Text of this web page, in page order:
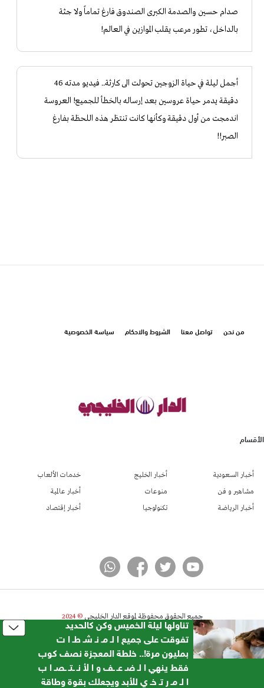
صدام حسين والصدمة الكبرى الصندوق فارغ تماماً ولا جثة
بالداخل، تطور مرعب يقلب الموازين في العالم!
​أجمل ليلة في حياة الزوجين تحولت الى كارثة.. فيديو مدته 46
دقيقة يدمر حياة عروسين بعد إرساله بالخطأ للجميع! العروسة
اندمجت من أول دقيقة وكأنها كانت تنتظر هذه اللحظة بفارغ
الصبر!!
تناولها ليلة الخميس وكن كالحديد
تفوقت على جميع ا لـ مـ نـ شـ طـ ا ت
بمليون مرة!.. خلطة المعجزة نصف كوب
فقط ينهي ا لـ ضـ عـ ـف و ا لأ نـ ـتـ ـصـ ا ب
ا لـ مـ ر تـ خـ ي للأبد ويجعلك بقوة وطاقة
من نحن تواصل معنا الشروط والاحكام سياسة الخصوصية
الأقسام
أخبار السعودية
مشاهير و فن
أخبار الرياضة
أخبار الخليج
منوعات
تكنولوجيا
خدمات الألعاب
أخبار عالمية
أخبار إقتصاد
جميع الحقوق محفوظة لموقع الدار الخليجي © 2024
تطوير شركة واي أر سايت